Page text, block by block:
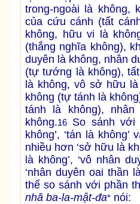
trong-ngoài là không,
của cứu cánh (tất
không, hữu vi là
(thắng nghĩa không),
duyên là không, nhân
(tự tướng là không),
là không, vô sở hữu
không (tự tánh là
tánh là không),
không.16 So sánh với
không’, ‘tán là
nhiều hơn ‘sở hữu là
là không’, ‘vô nhân
‘nhân duyên oai thần
thể so sánh với phần
nhã ba-la-mật-đa* nói: